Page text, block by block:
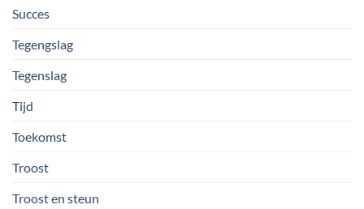
Succes
Tegengslag
Tegenslag
Tijd
Toekomst
Troost
Troost en steun